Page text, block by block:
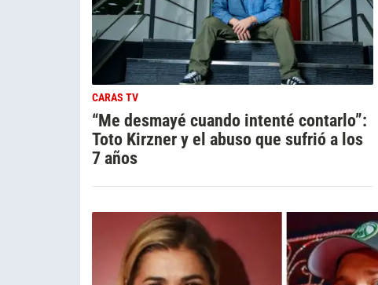
CARAS TV
“Me desmayé cuando intenté contarlo”:
Toto Kirzner y el abuso que sufrió a los
7 años